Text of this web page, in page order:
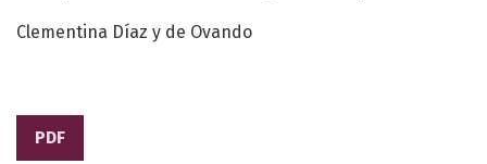
Clementina Díaz y de Ovando
PDF